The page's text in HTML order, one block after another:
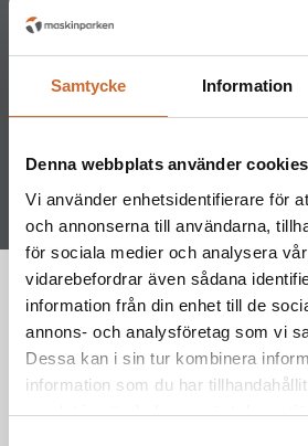
Samtycke Information
Denna webbplats använder cookies
Vi använder enhetsidentifierare för
och annonserna till användarna,
för sociala medier och analysera
vidarebefordrar även sådana
information från din enhet till de
annons- och analysföretag som vi
Dessa kan i sin tur kombinera
information som du har
samlat in när du har använt deras
Specifikationer
Attribute nameAttribute value
Längd 4420mm (inkl standard